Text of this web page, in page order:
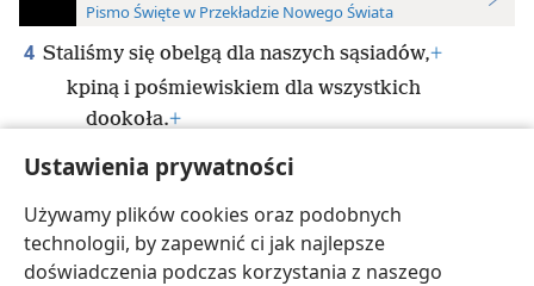
Ustawienia prywatności
Używamy plików cookies oraz podobnych
technologii, by zapewnić ci jak najlepsze
doświadczenia podczas korzystania z naszego
Pismo Święte w Przekładzie Nowego Świata
4 Staliśmy się obelgą dla naszych sąsiadów,+
kpiną i pośmiewiskiem dla wszystkich
dookoła.+